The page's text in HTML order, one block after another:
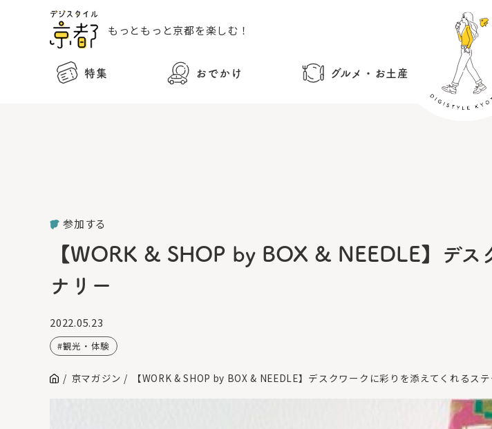
もっともっと京都を楽しむ！
特集 おでかけ グルメ・お土産
参加する
【WORK & SHOP by BOX & NEEDLE】デス
ナリー
2022.05.23
観光・体験
京マガジン 【WORK & SHOP by BOX & NEEDLE】デスクワークに彩りを添えてくれるス